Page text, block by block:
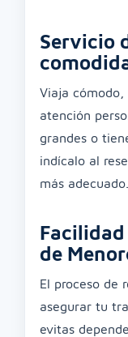
Servicio
Viaja
atención
grandes o
indícalo al
más adecuado.
de
El proceso de
asegurar tu
evitas